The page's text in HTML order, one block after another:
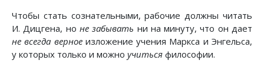
Чтобы стать сознательными, рабочие должны читать
И. Дицгена, но не забывать ни на минуту, что он дает
не всегда верноеизложение учения Маркса и Энгельса,
у которых только и можно учиться философии.